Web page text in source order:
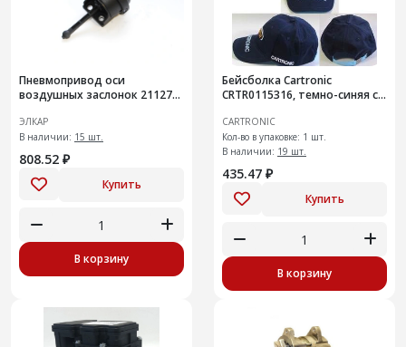
Пневмопривод оси
воздушных заслонок 21127-
ЭЛКАР
В наличии: 15 шт.
808.52 ₽
Купить
В корзину
Бейсболка Cartronic
CRTR0115316, темно-синяя с
CARTRONIC
Кол-во в упаковке: 1 шт.
В наличии: 19 шт.
435.47 ₽
Купить
В корзину